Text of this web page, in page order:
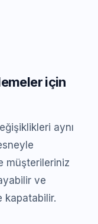
için
aynı
müşterileriniz
ve
kapatabilir.